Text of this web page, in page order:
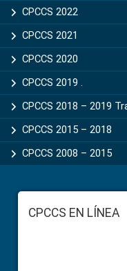
CPCCS 2022
CPCCS 2021
CPCCS 2020
CPCCS 2019 .
CPCCS 2018 – 2019
CPCCS 2015 – 2018
CPCCS 2008 – 2015
FooterCPCCS EN LÍNEA